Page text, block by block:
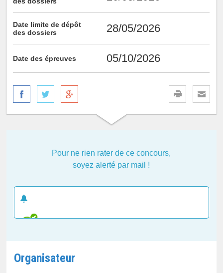
Date limite de dépôt
des dossiers
28/05/2026
Date des épreuves 05/10/2026
Pour ne rien rater de ce concours,
soyez alerté par mail !
Organisateur